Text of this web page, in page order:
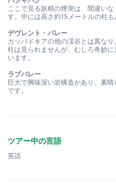
ここで見る妖精の煙突は、間違い
す。中には高さ約15メートルの柱
デヴレント・バレー
カッパドキアの他の渓谷とは異な
柱は見られませんが、むしろ奇妙
います。
ラブバレー
巨大で興味深い岩構造があり、素
です。
ツアー中の言語
英語